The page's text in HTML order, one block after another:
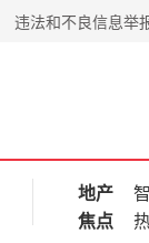
违法和不良信息举
地产
焦点